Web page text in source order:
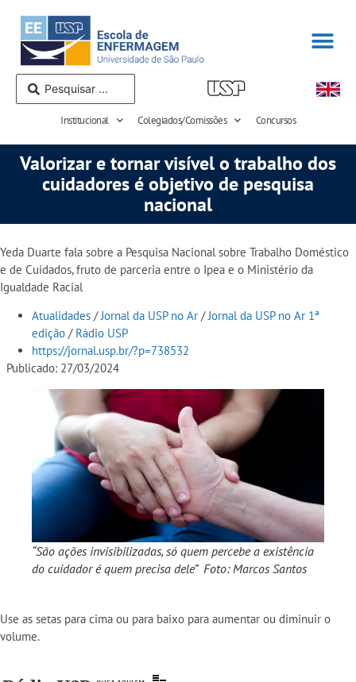
Institucional Colegiados/Comissões Concursos
Valorizar e tornar visível o trabalho dos
cuidadores é objetivo de pesquisa
nacional
Yeda Duarte fala sobre a Pesquisa Nacional sobre Trabalho Doméstico
e de Cuidados, fruto de parceria entre o Ipea e o Ministério da
Igualdade Racial
Atualidades / Jornal da USP no Ar / Jornal da USP no Ar 1ª
edição / Rádio USP
https://jornal.usp.br/?p=738532
Publicado: 27/03/2024
“São ações invisibilizadas, só quem percebe a existência
do cuidador é quem precisa dele” Foto: Marcos Santos
Use as setas para cima ou para baixo para aumentar ou diminuir o
volume.